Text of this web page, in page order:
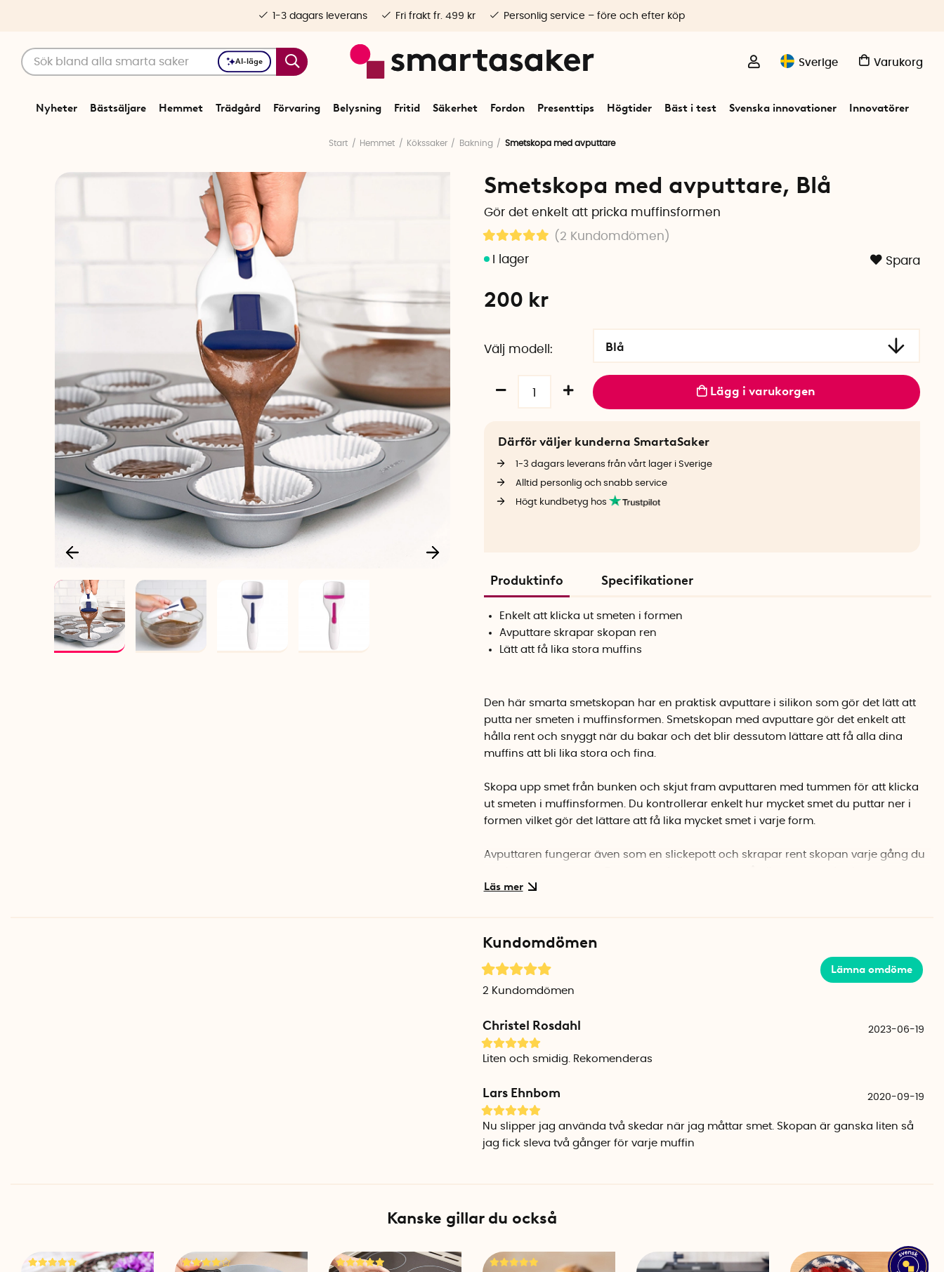
AI-läge Sverige Varukorg
Nyheter Bästsäljare Hemmet Trädgård Förvaring Belysning Fritid Säkerhet Fordon Presenttips Högtider Bäst i test Svenska innovationer Innovatörer
1-3 dagars leverans Fri frakt fr. 499 kr Personlig service – före och efter köp
Start Hemmet Kökssaker Bakning Smetskopa med avputtare
Smetskopa med avputtare, Blå
Gör det enkelt att pricka muffinsformen
(2 Kundomdömen )
Spara
200 kr
Välj modell Blå
Lägg i varukorgen
Därför väljer kunderna SmartaSaker
1-3 dagars leverans från vårt lager i Sverige
Alltid personlig och snabb service
Högt kundbetyg hos
Produktinfo Specifikationer
Enkelt att klicka ut smeten i formen
Avputtare skrapar skopan ren
Lätt att få lika stora muffins
Den här smarta smetskopan har en praktisk avputtare i silikon som gör det lätt att
putta ner smeten i muffinsformen. Smetskopan med avputtare gör det enkelt att
hålla rent och snyggt när du bakar och det blir dessutom lättare att få alla dina
muffins att bli lika stora och fina.
Skopa upp smet från bunken och skjut fram avputtaren med tummen för att klicka
ut smeten i muffinsformen. Du kontrollerar enkelt hur mycket smet du puttar ner i
formen vilket gör det lättare att få lika mycket smet i varje form.
Avputtaren fungerar även som en slickepott och skrapar rent skopan varje gång du
Dessutom har skopan praktiska stöd undertill som gör att du kan lägga ifrån dig
Med smetskopan sparar du disk och det blir mindre kladdigt än om du skulle använt
Smetskopan och avputtaren är tillverkade av livsmedelsgodkänd och BPA-fri plast
Mått: 15 cm x 6 cm x 3,5 cm
Material: Livsmedelsgodkänd plast och silikon, fri från BPA.
Kundomdömen
Lämna omdöme
2 Kundomdömen
Christel Rosdahl 2023-06-19
Liten och smidig. Rekomenderas
Lars Ehnbom 2020-09-19
Nu slipper jag använda två skedar när jag måttar smet. Skopan är ganska liten så
jag fick sleva två gånger för varje muffin
Kanske gillar du också